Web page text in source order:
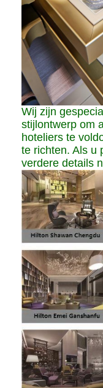
Wij zijn
stijlontwerp om
hoteliers te
te richten. Als u
verdere details